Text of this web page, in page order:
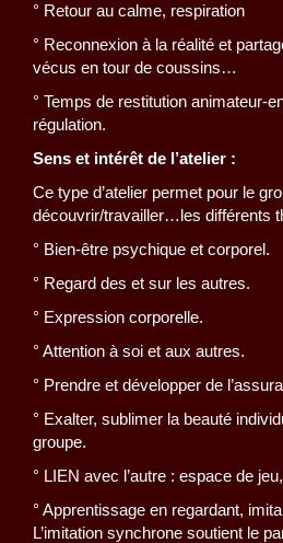
° Retour au calme, respiration
° Reconnexion à la réalité et
vécus en tour de coussins…
° Temps de restitution animateur-
régulation.
Sens et intérêt de l’atelier :
Ce type d’atelier permet pour le
découvrir/travailler…les différents
° Bien-être psychique et corporel.
° Regard des et sur les autres.
° Expression corporelle.
° Attention à soi et aux autres.
° Prendre et développer de
° Exalter, sublimer la beauté
groupe.
° LIEN avec l’autre : espace de
° Apprentissage en regardant,
L’imitation synchrone soutient le